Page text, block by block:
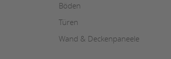
Böden
Türen
Wand & Deckenpaneele